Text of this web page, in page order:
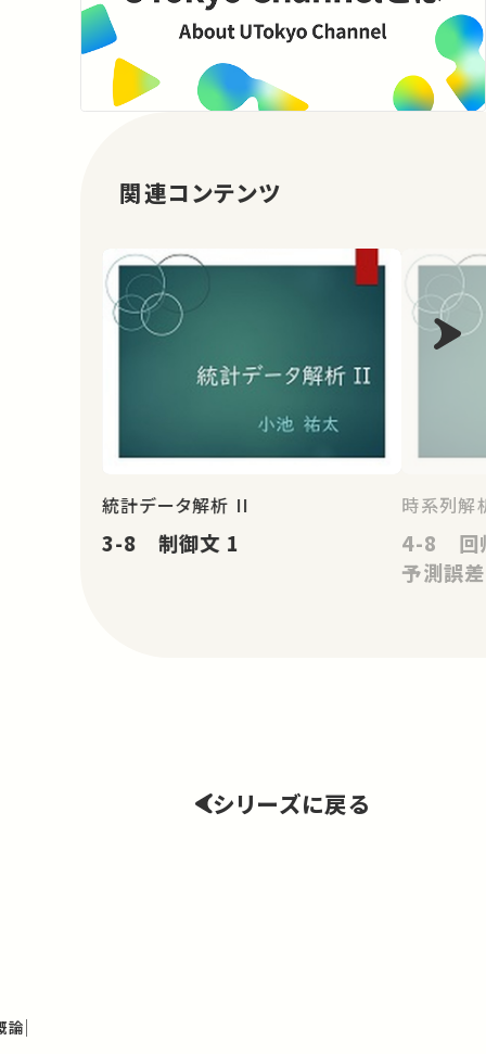
関連コンテンツ
統計データ解析 II
3-8 制御文 1
時系列解
4-8 回
予測誤差
シリーズに戻る
論